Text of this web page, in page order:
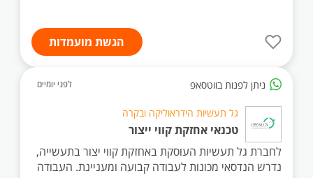
הגשת מועמדות
ניתן לפנות בווטסאפ לפני יומיים
גל תעשיות הידראוליקה ובקרה
טכנאי אחזקת קווי ייצור
לחברת גל תעשיות העוסקת באחזקת קווי יצור בתעשייה,
נדרש הנדסאי מכונות לעבודה קבועה ומעניינת. העבודה